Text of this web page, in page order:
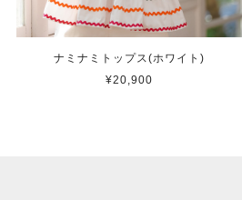
ナミナミトップス(ホワイト)
¥20,900